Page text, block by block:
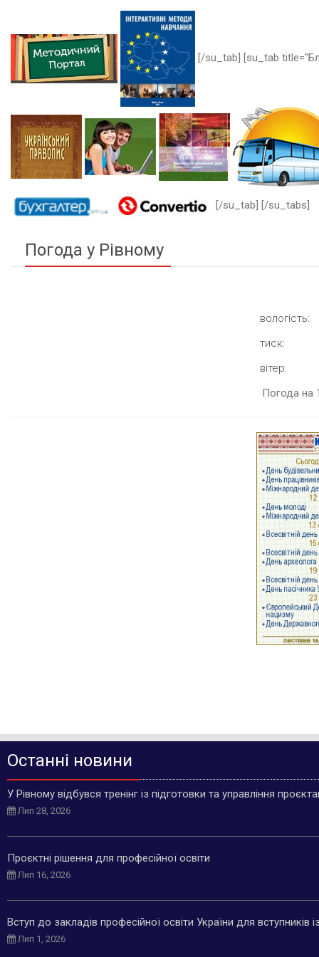
[/su_tab] [su_tab
[/su_tab] [/su_tabs]
Погода у Рівному
вологість:
тиск:
вітер:
Погода на
Останні новини
У Рівному відбувся тренінг із підготовки та управління
Лип 28, 2026
Проєктні рішення для професійної освіти
Лип 16, 2026
Вступ до закладів професійної освіти України для
Лип 1, 2026